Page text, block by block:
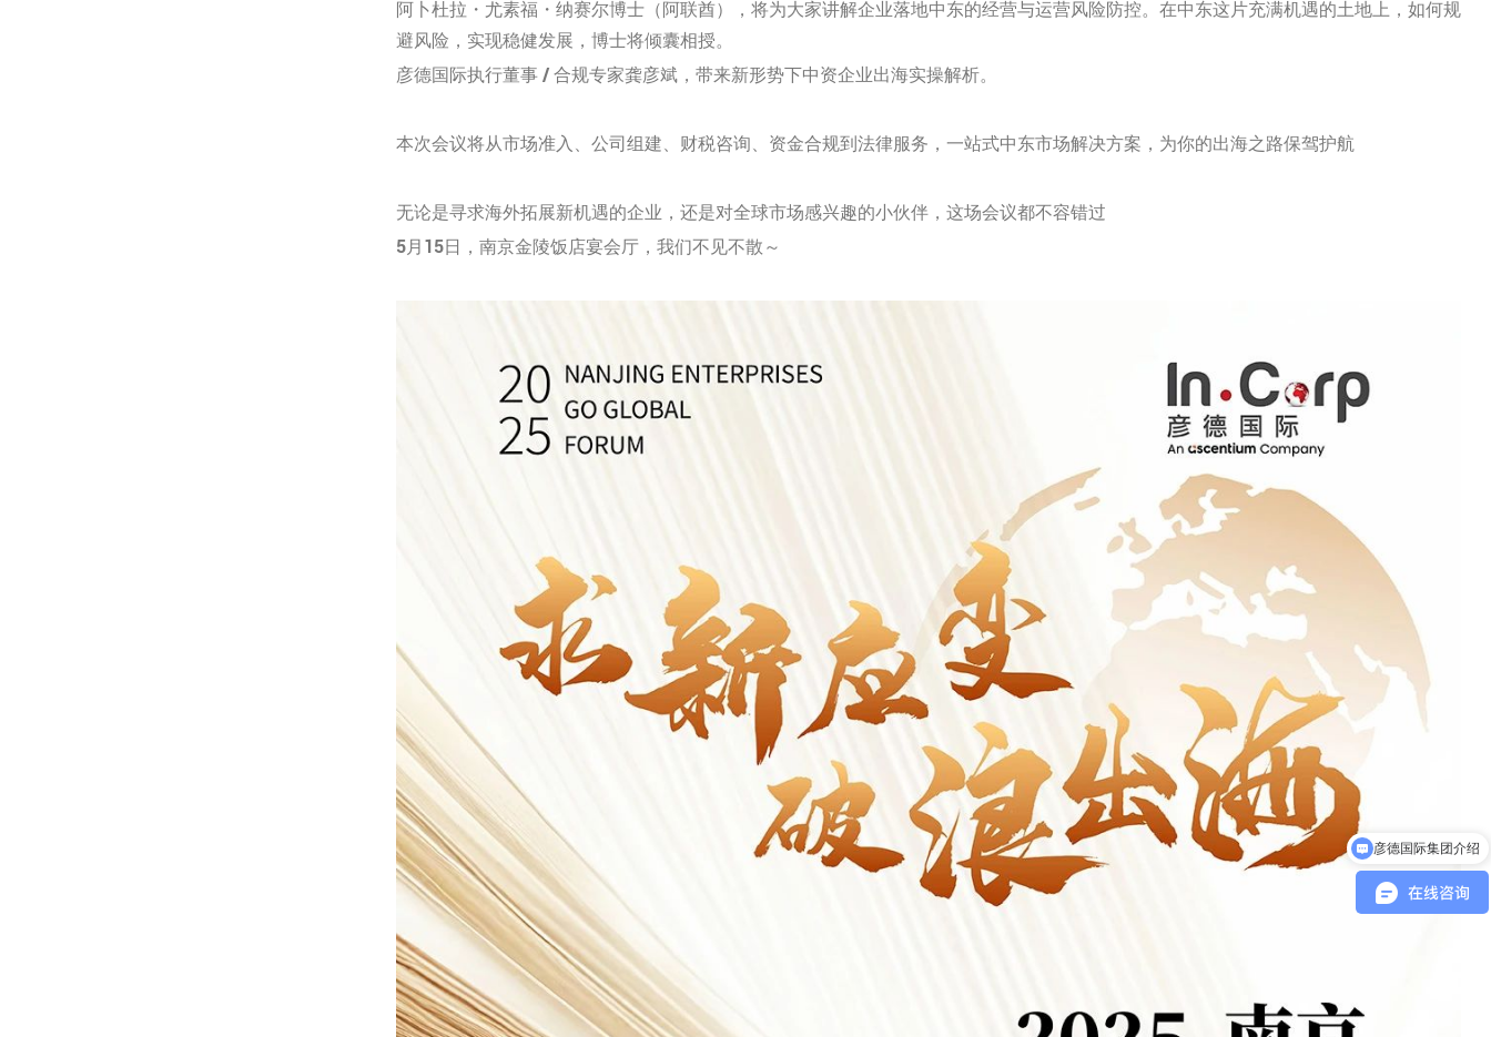
阿卜杜拉・尤素福・纳赛尔博士（阿联酋），将为大家讲解企业落地中东的经营与运营风险防控。在中东这片充满机遇的土地上，如何规
避风险，实现稳健发展，博士将倾囊相授。
彦德国际执行董事 / 合规专家龚彦斌，带来新形势下中资企业出海实操解析。
本次会议将从市场准入、公司组建、财税咨询、资金合规到法律服务，一站式中东市场解决方案，为你的出海之路保驾护航
无论是寻求海外拓展新机遇的企业，还是对全球市场感兴趣的小伙伴，这场会议都不容错过
5月15日，南京金陵饭店宴会厅，我们不见不散～
我们如何帮助您的拓展业务?